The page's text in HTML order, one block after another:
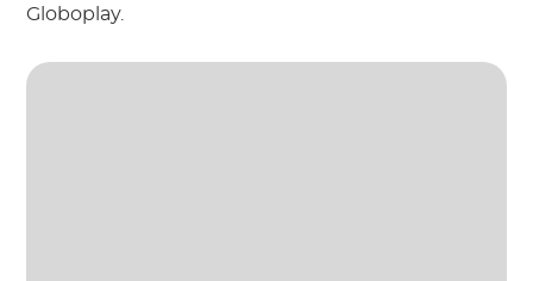
Globoplay.